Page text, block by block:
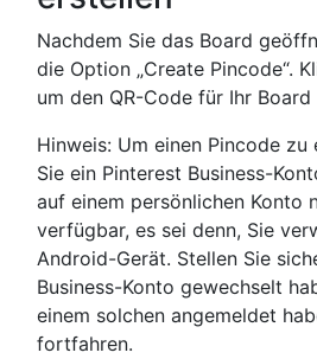
Nachdem Sie das Board
die Option „Create Pincode“.
um den QR-Code für Ihr
Hinweis: Um einen Pincode
Sie ein Pinterest Business-
auf einem persönlichen Konto
verfügbar, es sei denn, Sie
Android-Gerät. Stellen Sie
Business-Konto gewechselt
einem solchen angemeldet
fortfahren.